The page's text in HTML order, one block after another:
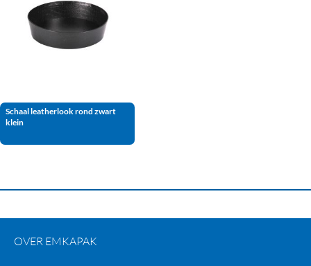
Schaal leatherlook rond zwart
klein
OVER EMKAPAK